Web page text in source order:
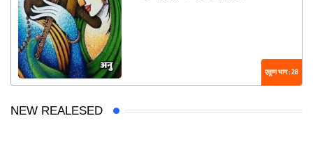
एकूण भाग : 28
NEW REALESED